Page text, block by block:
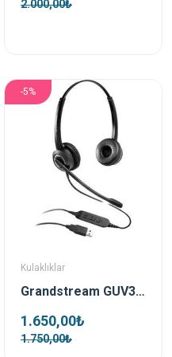
2.000,00₺
-5%
Kulaklıklar
Grandstream GUV3000 Çift taraflı HD USB Kulaklık
1.650,00₺
1.750,00₺